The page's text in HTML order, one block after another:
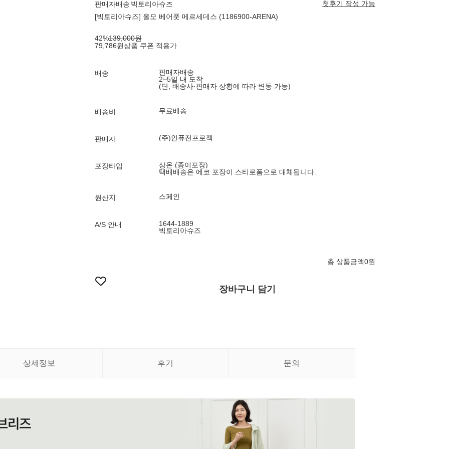
판매자배송 빅토리아슈즈
첫후기 작성 가능
[빅토리아슈즈] 올모 베어풋 메르세데스 (1186900-ARENA)
42%139,000원
79,786원상품 쿠폰 적용가
배송
판매자배송
2~5일 내 도착
(단, 배송사·판매자 상황에 따라 변동 가능)
배송비 무료배송
판매자 (주)인퓨전프로젝
포장타입
상온 (종이포장)
택배배송은 에코 포장이 스티로폼으로 대체됩니다.
원산지 스페인
A/S 안내
1644-1889
빅토리아슈즈
총 상품금액0원
장바구니 담기
상세정보 후기 문의